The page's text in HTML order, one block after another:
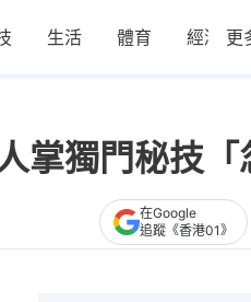
生活 體育 經濟 更
獨門秘技「
在Google
追蹤《香港01》